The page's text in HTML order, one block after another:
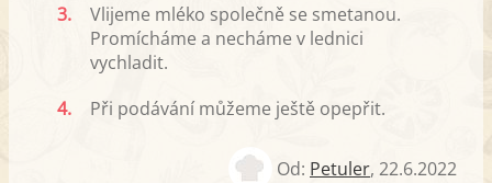
3.
Vlijeme mléko společně se smetanou.
Promícháme a necháme v lednici
vychladit.
4.
Při podávání můžeme ještě opepřit.
Od: Petuler, 22.6.2022